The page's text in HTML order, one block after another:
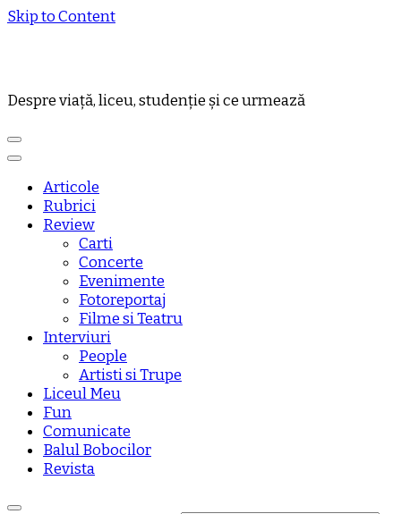
Skip to Content
Despre viață, liceu, studenție și ce urmează
Articole
Rubrici
Review
Carti
Concerte
Evenimente
Fotoreportaj
Filme si Teatru
Interviuri
People
Artisti si Trupe
Liceul Meu
Fun
Comunicate
Balul Bobocilor
Revista